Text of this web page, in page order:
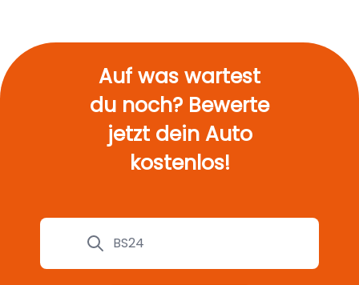
Auf was wartest
du noch? Bewerte
jetzt dein Auto
kostenlos!